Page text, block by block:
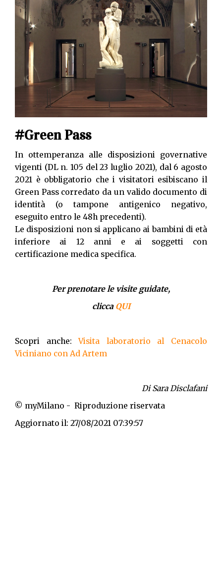
#Green Pass
In ottemperanza alle disposizioni governative
vigenti (DL n. 105 del 23 luglio 2021), dal 6 agosto
2021 è obbligatorio che i visitatori esibiscano il
Green Pass corredato da un valido documento di
identità (o tampone antigenico negativo,
eseguito entro le 48h precedenti).
Le disposizioni non si applicano ai bambini di età
inferiore ai 12 anni e ai soggetti con
certificazione medica specifica.
Per prenotare le visite guidate,
clicca QUI
Scopri anche:Visita laboratorio al Cenacolo
Viciniano con Ad Artem
Di Sara Disclafani
© myMilano - Riproduzione riservata
Aggiornato il: 27/08/2021 07:39:57